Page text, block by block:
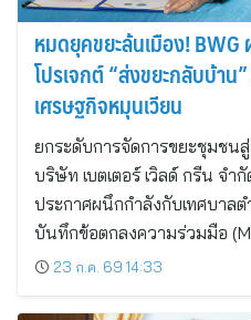
หมดยุคขยะล้นเมือง!
โปรเจกต์ “ส่งขยะกลับบ้า
เศรษฐกิจหมุนเวียน
ยกระดับการจัดการขยะชุมชน
บริษัท เบตเตอร์ เวิลด์ กรีน จำ
ประกาศผนึกกำลังกับเทศบาล
บันทึกข้อตกลงความร่วมมือ
23 ก.ค. 69 14:33